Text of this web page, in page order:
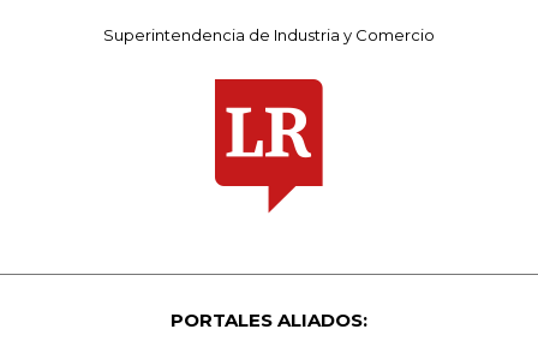
Superintendencia de Industria y Comercio
PORTALES ALIADOS: